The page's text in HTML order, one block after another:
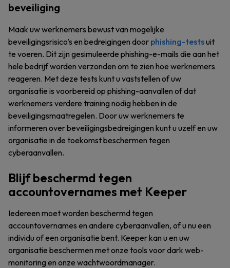
beveiliging
Maak uw werknemers bewust van mogelijke
beveiligingsrisico’s en bedreigingen door phishing-testsuit
te voeren. Dit zijn gesimuleerde phishing-e-mails die aan het
hele bedrijf worden verzonden om te zien hoe werknemers
reageren. Met deze tests kunt u vaststellen of uw
organisatie is voorbereid op phishing-aanvallen of dat
werknemers verdere training nodig hebben in de
beveiligingsmaatregelen. Door uw werknemers te
informeren over beveiligingsbedreigingen kunt u uzelf en uw
organisatie in de toekomst beschermen tegen
cyberaanvallen.
Blijf beschermd tegen
accountovernames met Keeper
Iedereen moet worden beschermd tegen
accountovernames en andere cyberaanvallen, of u nu een
individu of een organisatie bent. Keeper kan u en uw
organisatie beschermen met onze tools voor dark web-
monitoring en onze wachtwoordmanager.